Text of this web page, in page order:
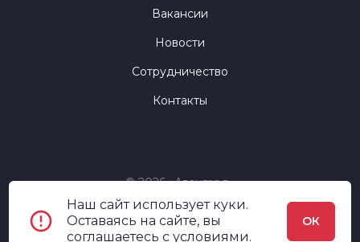
Вакансии
Новости
Сотрудничество
Контакты
© 2026 «Авангард»
Политика конфиденциальности
Наш сайт использует куки.
Оставаясь на сайте, вы
соглашаетесь cусловиями.
ОК